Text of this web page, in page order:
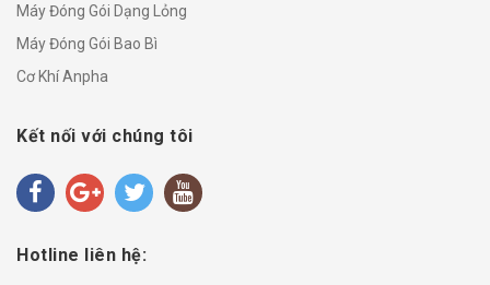
Máy Đóng Gói Dạng Lỏng
Máy Đóng Gói Bao Bì
Cơ Khí Anpha
Kết nối với chúng tôi
Hotline liên hệ: